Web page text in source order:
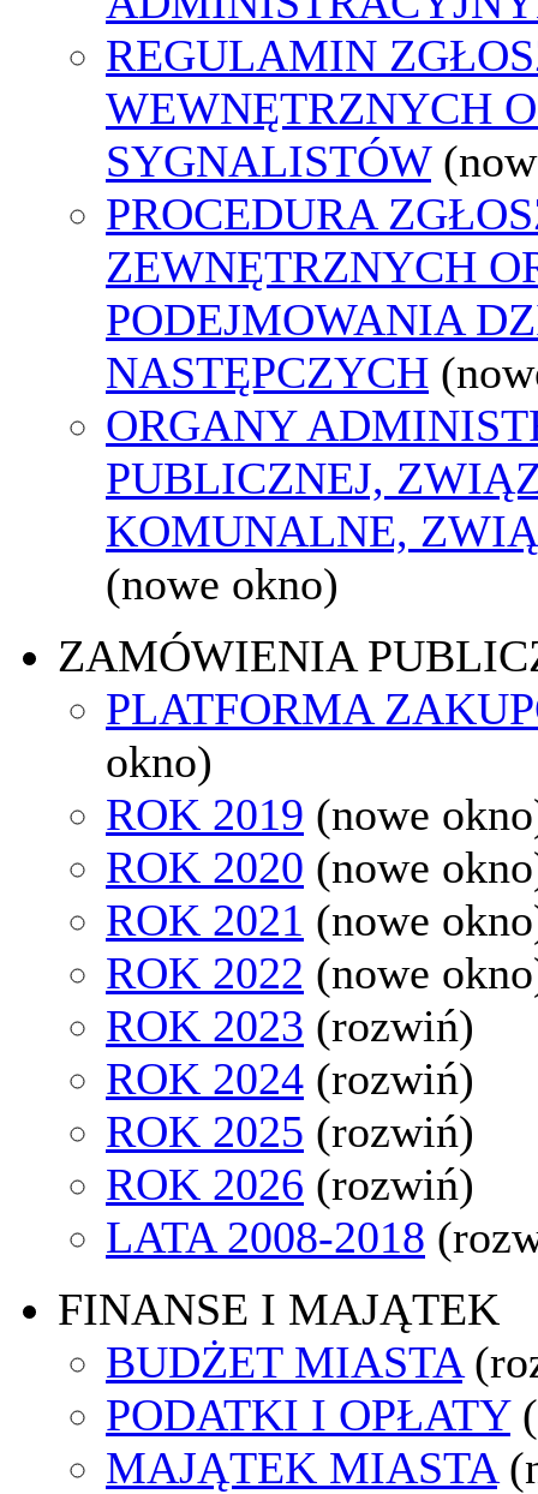
REGULAMIN
WEWNĘTRZNYCH
SYGNALISTÓW
PROCEDURA
ZEWNĘTRZNYCH
PODEJMOWANIA
NASTĘPCZYCH
ORGANY
PUBLICZNEJ,
KOMUNALNE,
(nowe okno)
ZAMÓWIENIA
PLATFORMA
okno)
ROK 2019 (nowe
ROK 2020 (nowe
ROK 2021 (nowe
ROK 2022 (nowe
ROK 2023 (rozwiń)
ROK 2024 (rozwiń)
ROK 2025 (rozwiń)
ROK 2026 (rozwiń)
LATA 2008-2018
FINANSE I MAJĄTEK
BUDŻET MIASTA
PODATKI I OPŁATY
MAJĄTEK MIASTA